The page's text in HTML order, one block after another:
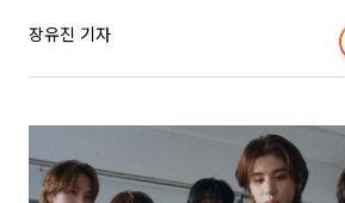
장유진 기자